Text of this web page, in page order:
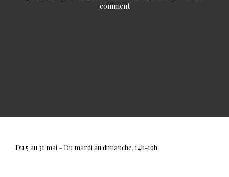
commenton
Du 5 au 31 mai – Du mardi au dimanche, 14h-19h